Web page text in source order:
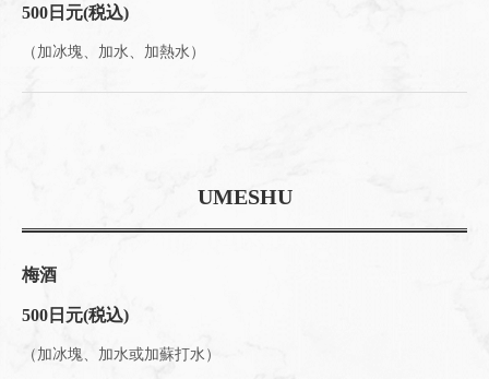
500日元(税込)
（加冰塊、加水、加熱水）
UMESHU
梅酒
500日元(税込)
（加冰塊、加水或加蘇打水）